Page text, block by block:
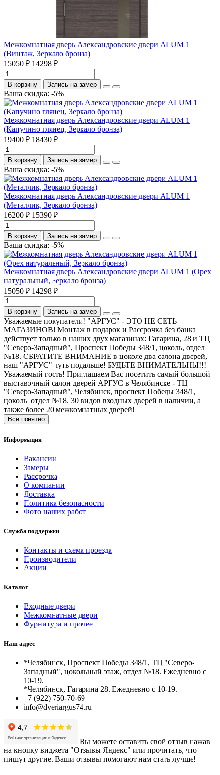
Межкомнатная дверь Александровские двери ALUM 1
(Винтаж, Зеркало бронза)
15050 ₽ 14298 ₽
В корзину Запись на замер
Ваша скидка: -5%
Межкомнатная дверь Александровские двери ALUM 1
(Капучино глянец, Зеркало бронза)
19400 ₽ 18430 ₽
В корзину Запись на замер
Ваша скидка: -5%
Межкомнатная дверь Александровские двери ALUM 1
(Металлик, Зеркало бронза)
16200 ₽ 15390 ₽
В корзину Запись на замер
Ваша скидка: -5%
Межкомнатная дверь Александровские двери ALUM 1 (Орех
натуральный, Зеркало бронза)
15050 ₽ 14298 ₽
В корзину Запись на замер
Уважаемые покупатели! "АРГУС" - ЭТО НЕ СЕТЬ
МАГАЗИНОВ! Монтаж в подарок и Рассрочка без банка
действует только в наших двух магазинах: Гагарина, 28 и ТЦ
"Северо-Западный", Проспект Победы 348/1, цоколь, отдел
№18. ОБРАТИТЕ ВНИМАНИЕ в цоколе два салона дверей,
наш "АРГУС" чуть подальше! БУДЬТЕ ВНИМАТЕЛЬНЫ!!!
Уважаемый гость! Приглашаем Вас посетить самый большой
выставочный салон дверей АРГУС в Челябинске - ТЦ
"Северо-Западный", Челябинск, проспект Победы 348/1,
цоколь, отдел №18. 30 видов входных дверей в наличии, а
также более 20 межкомнатных дверей!
Всё понятно
Информация
Вакансии
Замеры
Рассрочка
О компании
Доставка
Политика безопасности
Фото наших работ
Служба поддержки
Контакты и схема проезда
Производители
Акции
Каталог
Входные двери
Межкомнатные двери
Фурнитура и прочее
Наш адрес
*Челябинск, Проспект Победы 348/1, ТЦ "Северо-
Западный", цокольный этаж, отдел №18. Ежедневно с
10-19.
*Челябинск, Гагарина 28. Ежедневно с 10-19.
+7 (922) 750-70-69
info@dveriargus74.ru
Вы можете оставить свой отзыв нажав
на кнопку виджета "Отзывы Яндекс" или прочитать, что
пишут другие. Ваши отзывы помогают нам стать лучше!